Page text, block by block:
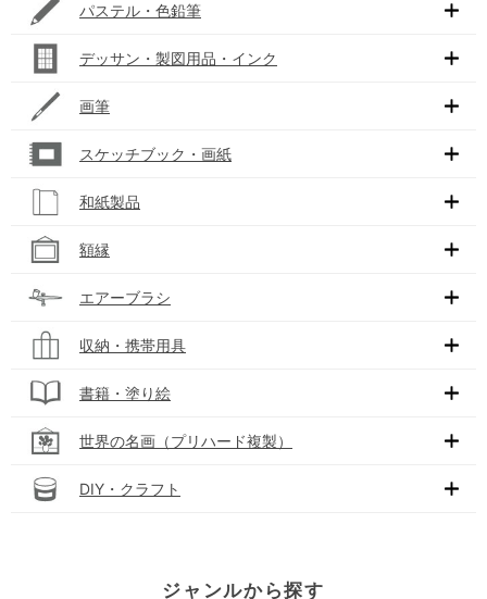
パステル・色鉛筆
デッサン・製図用品・インク
画筆
スケッチブック・画紙
和紙製品
額縁
エアーブラシ
収納・携帯用具
書籍・塗り絵
世界の名画（プリハード複製）
DIY・クラフト
ジャンルから探す